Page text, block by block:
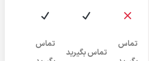
تماس
تماس بگیرید
تماس